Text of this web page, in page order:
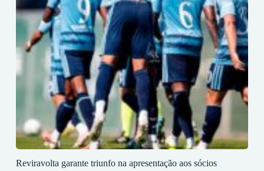
Reviravolta garante triunfo na apresentação aos sócios